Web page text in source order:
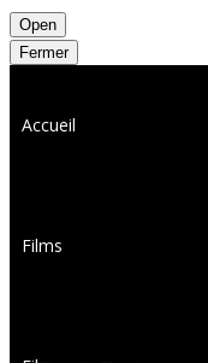
Open
Fermer
Accueil
Films